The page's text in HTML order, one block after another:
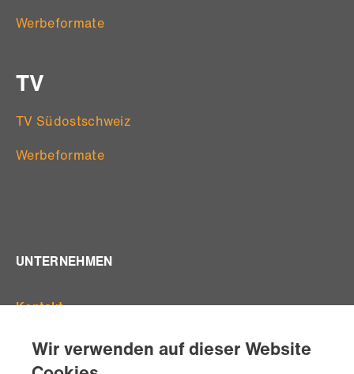
Werbeformate
TV
TV Südostschweiz
Werbeformate
UNTERNEHMEN
Kontakt
Standorte
Wir verwenden auf dieser Website